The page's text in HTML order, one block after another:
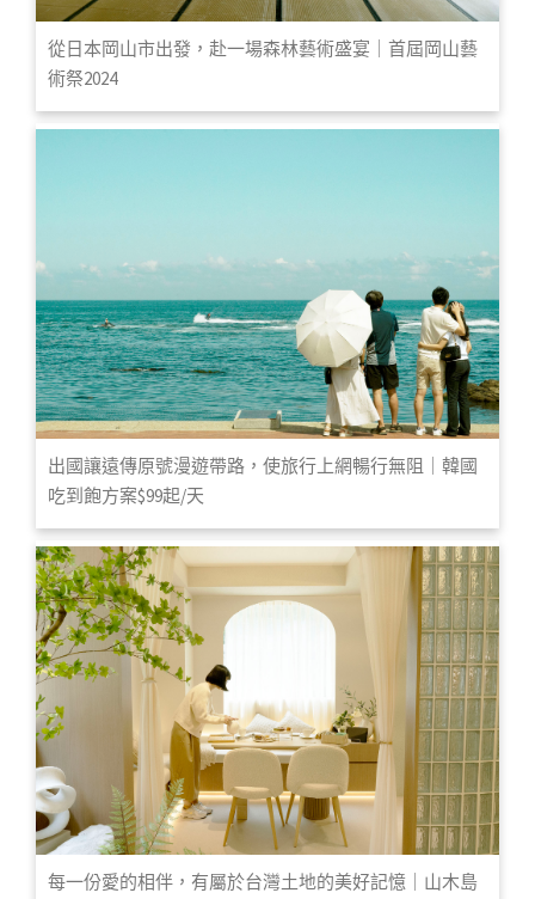
從日本岡山市出發，赴一場森林藝術盛宴｜首屆岡山藝
術祭2024
出國讓遠傳原號漫遊帶路，使旅行上網暢行無阻｜韓國
吃到飽方案$99起/天
每一份愛的相伴，有屬於台灣土地的美好記憶｜山木島